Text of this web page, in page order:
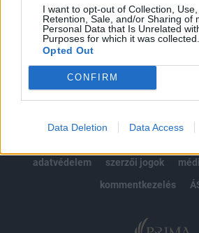
I want to opt-out of Collection, Use,
Retention, Sale, and/or Sharing of
Personal Data that Is Unrelated
Purposes for which it was collected.
Opted Out
CONFIRM
Data Deletion Data Access
MÁR ELŐFIZETŐNK VAGY?
adatvédelem
szerzői jogok
kommentkezelés